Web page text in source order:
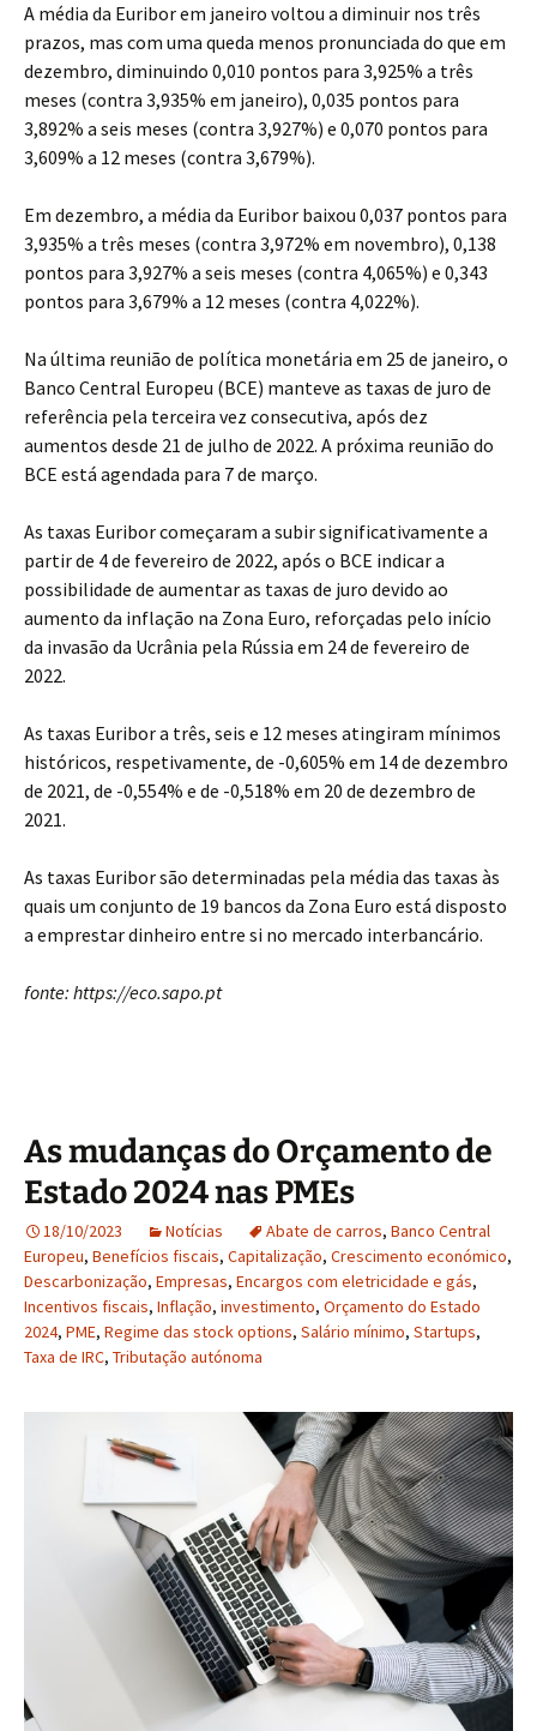
A média da Euribor em janeiro voltou a diminuir nos três
prazos, mas com uma queda menos pronunciada do que em
dezembro, diminuindo 0,010 pontos para 3,925% a três
meses (contra 3,935% em janeiro), 0,035 pontos para
3,892% a seis meses (contra 3,927%) e 0,070 pontos para
3,609% a 12 meses (contra 3,679%).
Em dezembro, a média da Euribor baixou 0,037 pontos para
3,935% a três meses (contra 3,972% em novembro), 0,138
pontos para 3,927% a seis meses (contra 4,065%) e 0,343
pontos para 3,679% a 12 meses (contra 4,022%).
Na última reunião de política monetária em 25 de janeiro, o
Banco Central Europeu (BCE) manteve as taxas de juro de
referência pela terceira vez consecutiva, após dez
aumentos desde 21 de julho de 2022. A próxima reunião do
BCE está agendada para 7 de março.
As taxas Euribor começaram a subir significativamente a
partir de 4 de fevereiro de 2022, após o BCE indicar a
possibilidade de aumentar as taxas de juro devido ao
aumento da inflação na Zona Euro, reforçadas pelo início
da invasão da Ucrânia pela Rússia em 24 de fevereiro de
2022.
As taxas Euribor a três, seis e 12 meses atingiram mínimos
históricos, respetivamente, de -0,605% em 14 de dezembro
de 2021, de -0,554% e de -0,518% em 20 de dezembro de
2021.
As taxas Euribor são determinadas pela média das taxas às
quais um conjunto de 19 bancos da Zona Euro está disposto
a emprestar dinheiro entre si no mercado interbancário.
fonte: https://eco.sapo.pt
As mudanças do Orçamento de
Estado 2024 nas PMEs
18/10/2023 Notícias Abate de carros, Banco Central
Europeu, Benefícios fiscais, Capitalização, Crescimento económico,
Descarbonização, Empresas, Encargos com eletricidade e gás,
Incentivos fiscais, Inflação, investimento, Orçamento do Estado
2024, PME, Regime das stock options, Salário mínimo, Startups,
Taxa de IRC, Tributação autónoma